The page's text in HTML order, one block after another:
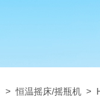
>恒温摇床/摇瓶机 >